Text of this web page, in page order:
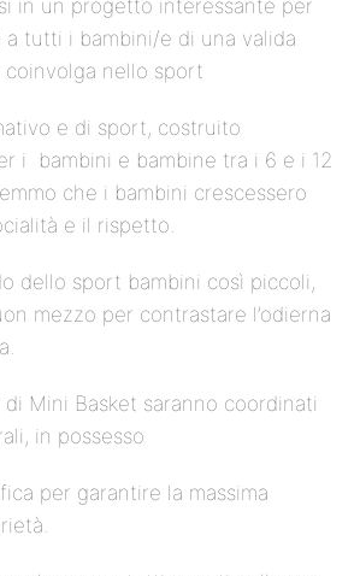
in un progetto interessante per
a tutti i bambini/e di una valida
nello sport
e di sport, costruito
i bambini e bambine tra i 6 e i 12
che i bambini crescessero
e il rispetto.
dello sport bambini così piccoli,
mezzo per contrastare l’odierna
Mini Basket saranno coordinati
in possesso
per garantire la massima